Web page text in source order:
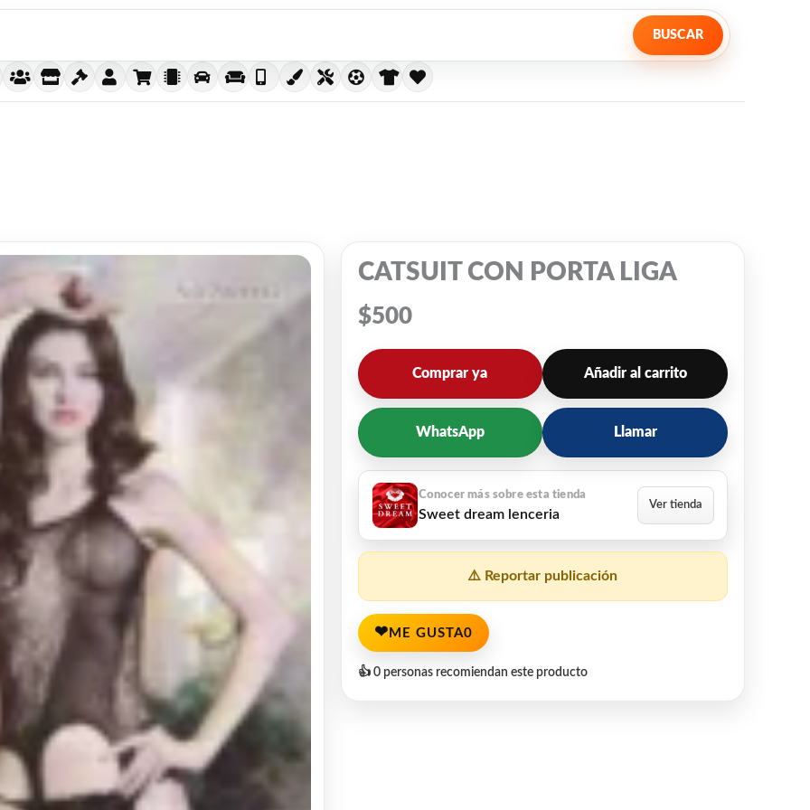
BUSCAR
CATSUIT CON PORTA LIGA
$500
Comprar ya Añadir al carrito
WhatsApp Llamar
Sweet dream lenceria
⚠️ Reportar publicación
❤ ME GUSTA0
👍 0 personas recomiendan este producto